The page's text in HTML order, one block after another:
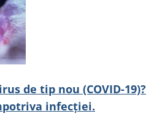
de tip nou (COVID-19)?
infecției.